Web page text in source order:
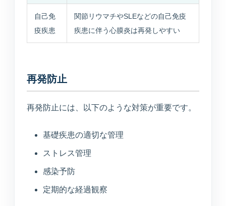
自己免
疫疾患
関節リウマチやSLEなどの自己免疫
疾患に伴う心膜炎は再発しやすい
再発防止
再発防止には、以下のような対策が重要です。
基礎疾患の適切な管理
ストレス管理
感染予防
定期的な経過観察